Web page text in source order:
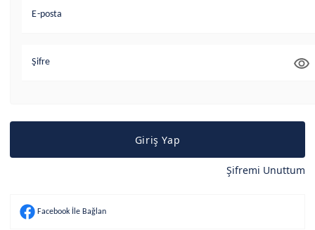
E-posta
Şifre
Giriş Yap
Şifremi Unuttum
Facebook İle Bağlan